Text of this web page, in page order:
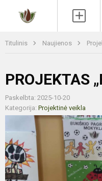
Titulinis Naujienos
PROJEKTAS
Paskelbta: 2025-10-20
Kategorija: Projektinė veikla